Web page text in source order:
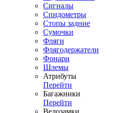
Сигналы
Спидометры
Стопы задние
Сумочки
Фляги
Флягодержатели
Фонари
Шлемы
Атрибуты
Перейти
Багажники
Перейти
Велозамки